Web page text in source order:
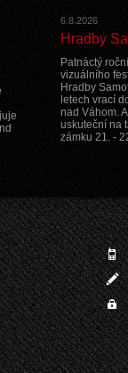
6.8.2026
Hradby
Patnáctý
vizuálního
Hradby
letech vrací
nad Váhom.
uskuteční na
zámku 21. -